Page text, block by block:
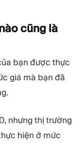
cũng là
bạn được thực
giá mà bạn đã
nhưng thị trường
hiện ở mức